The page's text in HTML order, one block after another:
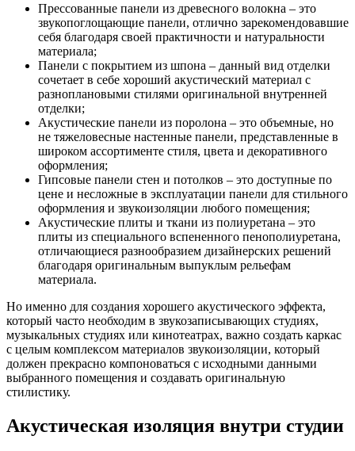
Прессованные панели из древесного волокна – это
звукопоглощающие панели, отлично зарекомендовавшие
себя благодаря своей практичности и натуральности
материала;
Панели с покрытием из шпона – данный вид отделки
сочетает в себе хороший акустический материал с
разноплановыми стилями оригинальной внутренней
отделки;
Акустические панели из поролона – это объемные, но
не тяжеловесные настенные панели, представленные в
широком ассортименте стиля, цвета и декоративного
оформления;
Гипсовые панели стен и потолков – это доступные по
цене и несложные в эксплуатации панели для стильного
оформления и звукоизоляции любого помещения;
Акустические плиты и ткани из полиуретана – это
плиты из специального вспененного пенополиуретана,
отличающиеся разнообразием дизайнерских решений
благодаря оригинальным выпуклым рельефам
материала.
Но именно для создания хорошего акустического эффекта,
который часто необходим в звукозаписывающих студиях,
музыкальных студиях или кинотеатрах, важно создать каркас
с целым комплексом материалов звукоизоляции, который
должен прекрасно компоноваться с исходными данными
выбранного помещения и создавать оригинальную
стилистику.
Акустическая изоляция внутри студии